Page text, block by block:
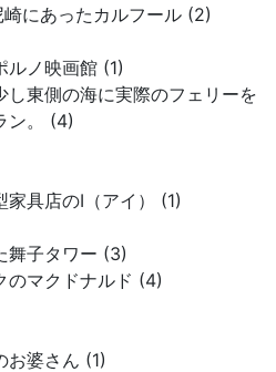
にあったカルフール (2)
ルノ映画館 (1)
し東側の海に実際のフェリーを
ン。 (4)
家具店のI（アイ） (1)
舞子タワー (3)
のマクドナルド (4)
お婆さん (1)